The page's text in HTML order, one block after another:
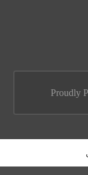
Proudly